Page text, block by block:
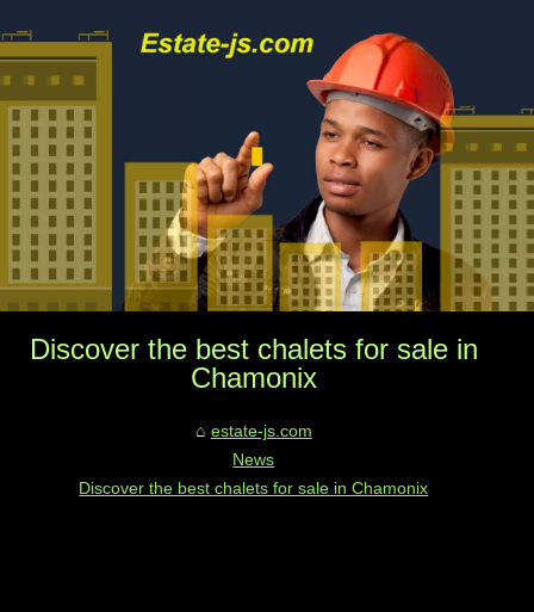
Discover the best chalets for sale in
Chamonix
estate-js.com
News
Discover the best chalets for sale in Chamonix